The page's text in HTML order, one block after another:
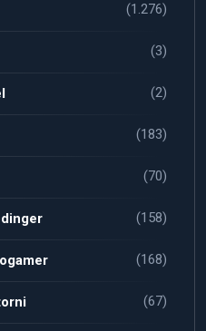
(1.276)
(3)
(2)
(183)
(70)
(158)
(168)
(67)